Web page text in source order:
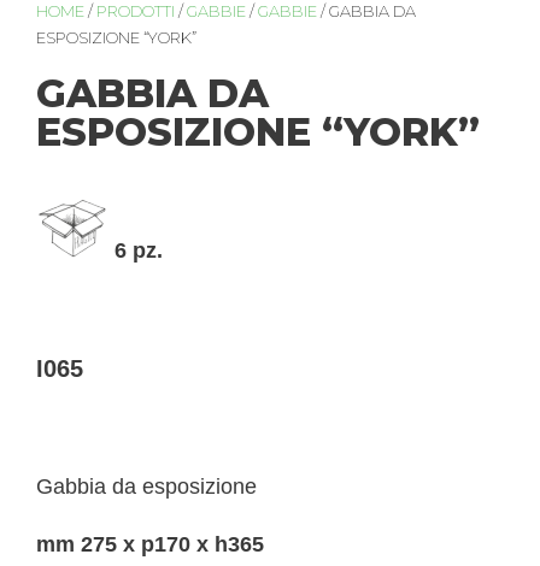
HOME / PRODOTTI /GABBIE /GABBIE / GABBIA DA
ESPOSIZIONE “YORK”
GABBIA DA
ESPOSIZIONE “YORK”
6 pz.
I065
Gabbia da esposizione
mm 275 x p170 x h365